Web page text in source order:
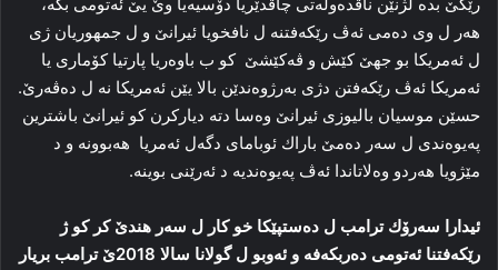
هه‌ر ل وى ده‌مى ئه‌ڤ رێكه‌فتنه‌ ل نافخویا ئیرانێ و ل جمهوریان ژی
ل ئه‌مریكا بو جهێ كێش و ڤه‌كێشێ كو ب باوەریا پارتیا كۆماری یا
ئەمریكا ئه‌ڤ رێكەفتن‌ دژى به‌رژوه‌ندێن بالا یێن ئەمریكا نه‌ ل ده‌ڤه‌رێ.
حسێن موسیان بالیوزى ئیرانێ وه‌سا دته‌ دیاركرن كو ئیرانێ باشترین
په‌یوه‌ندى ل سه‌ر ده‌مێ باراك ئوباماى دگەل ئەمریا ھەبوونە و د
مێژویا هه‌ردو وه‌لاتاندا ئه‌ڤ پەیوەندیە‌ د ئه‌رێنى بوینه‌.
ئیدارا سەرۆك ترامب ل ده‌ستپێكا خو كار ل سه‌ر هندێ كر كو ژ
رێكه‌فتنا ئه‌تومى ده‌ربكه‌فە و ئه‌وبو ل گولانا سالا 2018ێ ترامب بریار